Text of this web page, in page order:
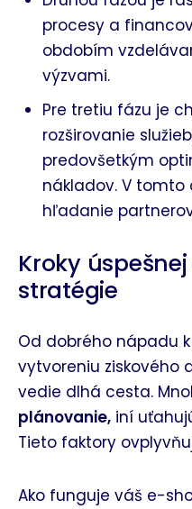
procesy a
obdobím
výzvami.
Pre tretiu fázu je
rozširovanie
predovšetkým
nákladov. V
hľadanie
Kroky
stratégie
Od dobrého nápadu
vytvoreniu ziskového
vedie dlhá cesta.
plánovanie, iní
Tieto faktory
Ako funguje váš e-